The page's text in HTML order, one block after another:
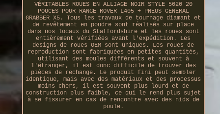
VÉRITABLES ROUES EN ALLIAGE NOIR STYLE 5020 20
POUCES POUR RANGE ROVER L405 + PNEUS GENERAL
GRABBER X5. Tous les travaux de tournage diamant et
de revêtement en poudre sont réalisés sur place
dans nos locaux du Staffordshire et les roues sont
entièrement vérifiées avant l'expédition. Les
designs de roues OEM sont uniques. Les roues de
reproduction sont fabriquées en petites quantités,
utilisant des moules différents et souvent à
l'étranger, il est donc difficile de trouver des
pièces de rechange. Le produit fini peut sembler
identique, mais avec des matériaux et des processus
moins chers, il est souvent plus lourd et de
construction plus faible, ce qui le rend plus sujet
à se fissurer en cas de rencontre avec des nids de
poule.